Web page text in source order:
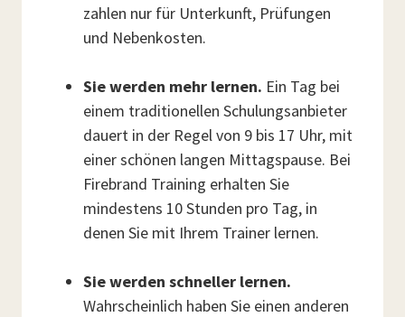
zahlen nur für Unterkunft, Prüfungen
und Nebenkosten.
Sie werden mehr lernen. Ein Tag bei
einem traditionellen Schulungsanbieter
dauert in der Regel von 9 bis 17 Uhr, mit
einer schönen langen Mittagspause. Bei
Firebrand Training erhalten Sie
mindestens 10 Stunden pro Tag, in
denen Sie mit Ihrem Trainer lernen.
Sie werden schneller lernen.
Wahrscheinlich haben Sie einen anderen